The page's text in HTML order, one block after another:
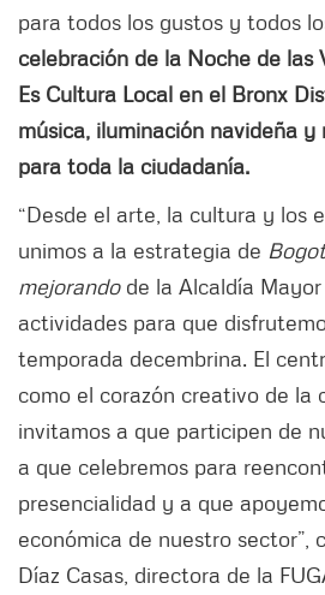
para todos los gustos y todos
celebración de la Noche de las
Es Cultura Local en el Bronx
música, iluminación navideña y
para toda la ciudadanía.
“Desde el arte, la cultura y los
unimos a la estrategia de
mejorandode la Alcaldía
actividades para que
temporada decembrina. El
como el corazón creativo de la
invitamos a que participen de
a que celebremos para
presencialidad y a que
económica de nuestro sector”,
Díaz Casas, directora de la